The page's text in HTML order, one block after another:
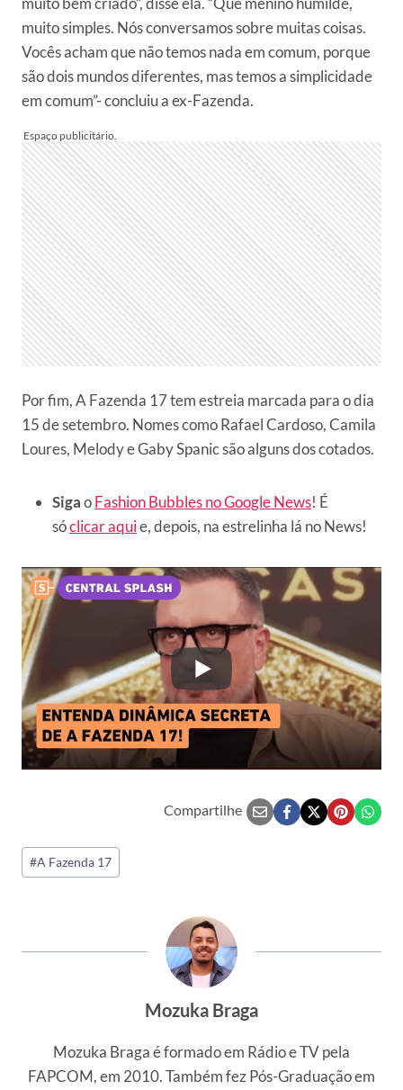
muito simples. Nós conversamos sobre muitas coisas.
Vocês acham que não temos nada em comum, porque
são dois mundos diferentes, mas temos a simplicidade
em comum”- concluiu a ex-Fazenda.
Por fim, A Fazenda 17 tem estreia marcada para o dia
15 de setembro. Nomes como Rafael Cardoso, Camila
Loures, Melody e Gaby Spanic são alguns dos cotados.
SigaoFashion Bubbles no Google News! É
sóclicar aquie, depois, na estrelinha lá no News!
Compartilhe
Tags
do
#A Fazenda 17
Mozuka Braga
Mozuka Braga é formado em Rádio e TV pela
FAPCOM, em 2010. Também fez Pós-Graduação em